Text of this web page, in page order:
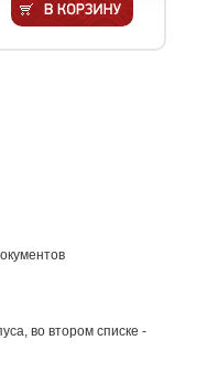
во втором списке -